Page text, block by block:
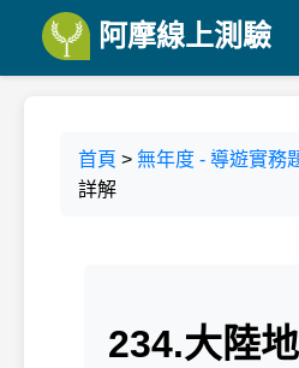
阿摩線上測驗
首頁 > 無年度 - 導遊實務
詳解
234.大陸